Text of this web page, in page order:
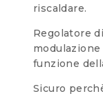
riscaldare.
Regolatore
funzione
Sicuro